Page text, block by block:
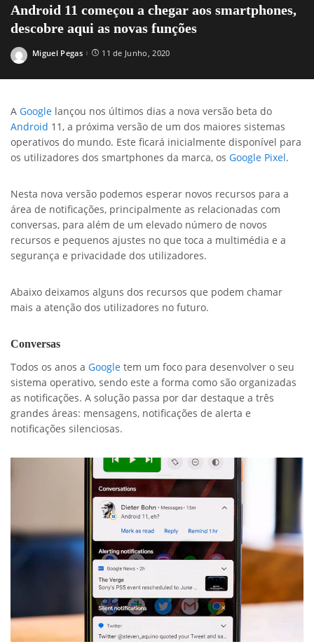
Android 11 começou a chegar aos smartphones,
descobre aqui as novas funções
Posted
Miguel Pegas 11 de Junho, 2020
A Google lançou nos últimos dias a nova versão beta do
Android 11, a próxima versão de um dos maiores sistemas
operativos do mundo. Este ficará inicialmente disponível para
os utilizadores dos smartphones da marca, os Google Pixel.
Nesta nova versão podemos esperar novos recursos para a
área de notificações, principalmente as relacionadas com
conversas, para além de um elevado número de novos
recursos e pequenos ajustes no que toca a multimédia e a
segurança e privacidade dos utilizadores.
Abaixo deixamos alguns dos recursos que podem chamar
mais a atenção dos utilizadores no futuro.
Conversas
Todos os anos a Google tem um foco para desenvolver o seu
sistema operativo, sendo este a forma como são organizadas
as notificações. A solução passa por dar destaque a três
grandes áreas: mensagens, notificações de alerta e
notificações silenciosas.